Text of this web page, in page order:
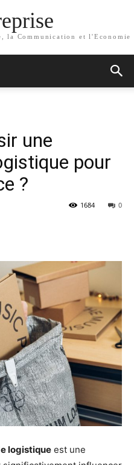
la Communication et l'Economie
une
pour
?
0
1684
logistique est une